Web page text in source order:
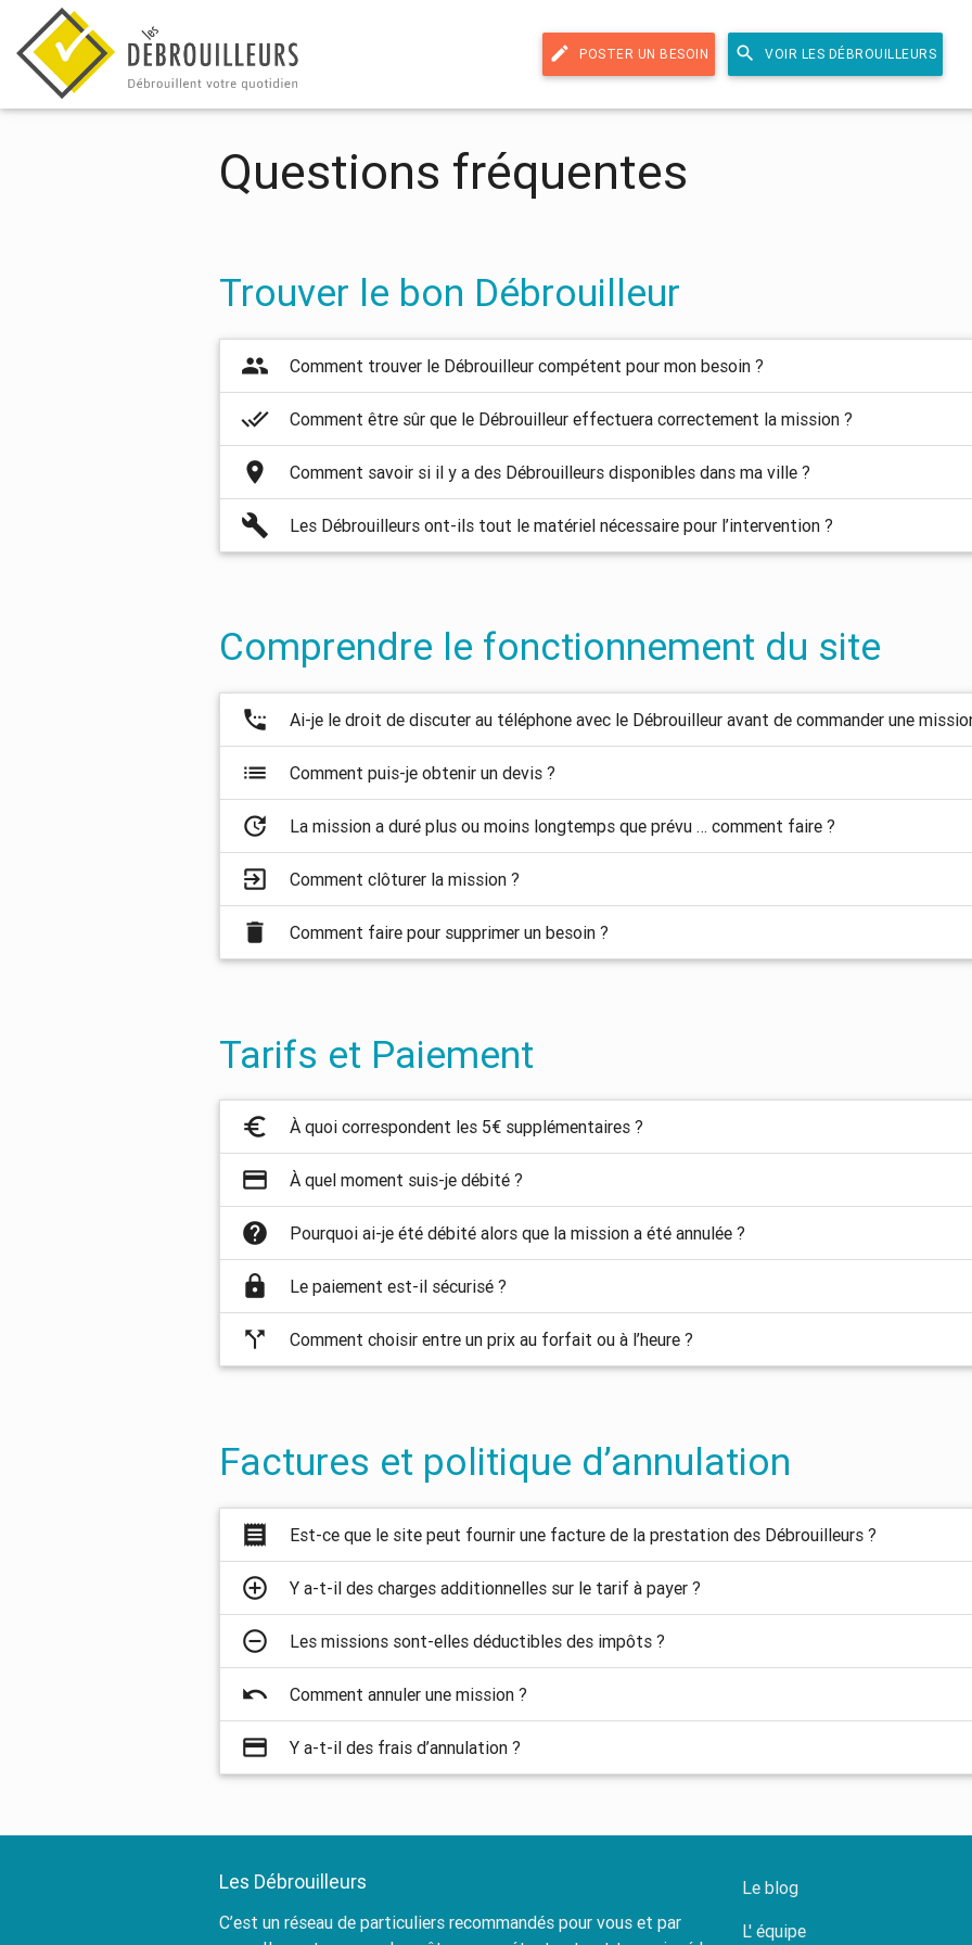
edit POSTER UN BESOIN search VOIR LES DÉBROUILLEURS
Questions fréquentes
Trouver le bon Débrouilleur
group Comment trouver le Débrouilleur compétent pour mon besoin ?
done_all Comment être sûr que le Débrouilleur effectuera correctement la mission ?
place Comment savoir si il y a des Débrouilleurs disponibles dans ma ville ?
build Les Débrouilleurs ont-ils tout le matériel nécessaire pour l’intervention ?
Comprendre le fonctionnement du site
settings_phone Ai-je le droit de discuter au téléphone avec le Débrouilleur avant de commander une
list Comment puis-je obtenir un devis ?
update La mission a duré plus ou moins longtemps que prévu … comment faire ?
exit_to_app Comment clôturer la mission ?
delete Comment faire pour supprimer un besoin ?
Tarifs et Paiement
euro_symbol À quoi correspondent les 5€ supplémentaires ?
credit_card À quel moment suis-je débité ?
help Pourquoi ai-je été débité alors que la mission a été annulée ?
https Le paiement est-il sécurisé ?
call_split Comment choisir entre un prix au forfait ou à l’heure ?
Factures et politique d’annulation
receipt Est-ce que le site peut fournir une facture de la prestation des Débrouilleurs ?
control_point Y a-t-il des charges additionnelles sur le tarif à payer ?
remove_circle_outline Les missions sont-elles déductibles des impôts ?
undo Comment annuler une mission ?
payment Y a-t-il des frais d’annulation ?
Les Débrouilleurs
C’est un réseau de particuliers recommandés pour vous et par
Le blog
L' équipe